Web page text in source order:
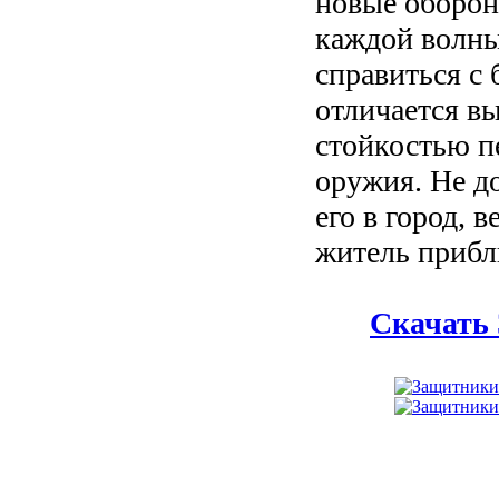
каждой
справиться
отличается
стойкостью
оружия. Не
его в город,
житель